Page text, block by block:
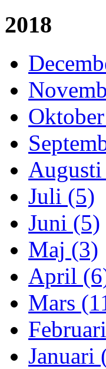
2018
Juli (5)
Juni (5)
Maj (3)
April
Mars
Januari